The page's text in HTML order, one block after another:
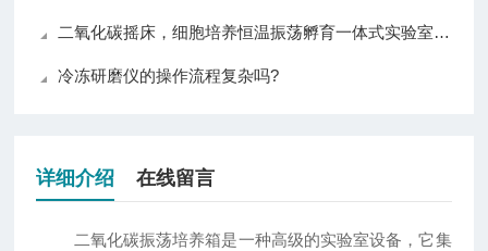
二氧化碳摇床，细胞培养恒温振荡孵育一体式实验室设备
冷冻研磨仪的操作流程复杂吗?
详细介绍 在线留言
二氧化碳振荡培养箱是一种高级的实验室设备，它集